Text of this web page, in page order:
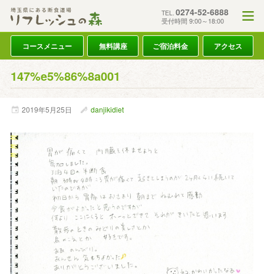
TEL. 0274-52-6888
受付時間 9:00～18:00
コースメニュー 無料講座 ご宿泊料金 アクセス
147%e5%86%8a001
2019年5月25日 danjikidiet